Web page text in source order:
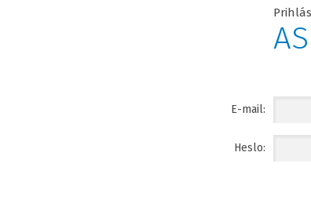
E-mail:
Heslo: